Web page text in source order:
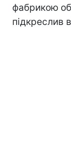
фабрикою
підкреслив